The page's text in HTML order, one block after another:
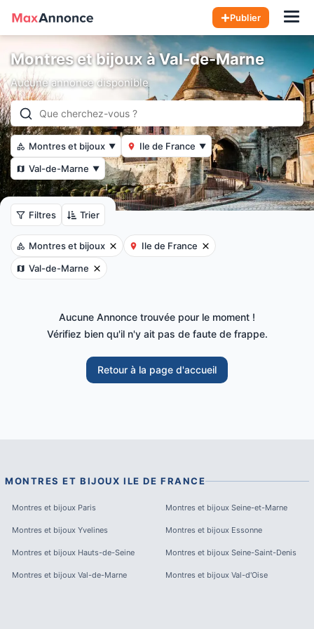
Publier
Montres et bijoux à Val-de-Marne
Aucune annonce disponible
Montres et bijoux ▼ Ile de France ▼
Val-de-Marne ▼
Filtres Trier
Montres et bijoux
Ile de France
Val-de-Marne
Aucune Annonce trouvée pour le moment !
Vérifiez bien qu'il n'y ait pas de faute de frappe.
Retour à la page d'accueil
MONTRES ET BIJOUX ILE DE FRANCE
Montres et bijoux Paris Montres et bijoux Seine-et-Marne
Montres et bijoux Yvelines Montres et bijoux Essonne
Montres et bijoux Hauts-de-Seine Montres et bijoux Seine-Saint-Denis
Montres et bijoux Val-de-Marne Montres et bijoux Val-d'Oise